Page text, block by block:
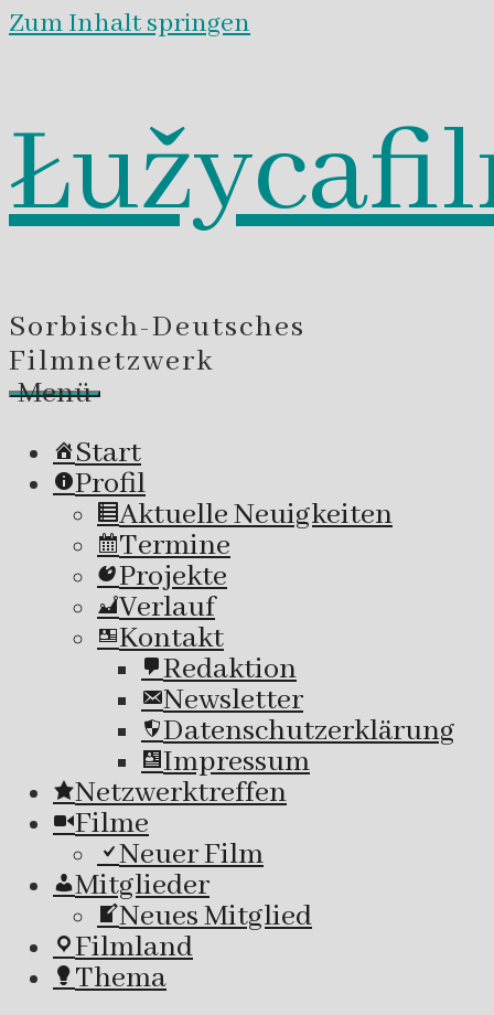
Zum Inhalt springen
Sorbisch-Deutsches
Filmnetzwerk
Menü
Start
Profil
Aktuelle Neuigkeiten
Termine
Projekte
Verlauf
Kontakt
Redaktion
Newsletter
Datenschutzerklärung
Impressum
Netzwerktreffen
Filme
Neuer Film
Mitglieder
Neues Mitglied
Filmland
Thema